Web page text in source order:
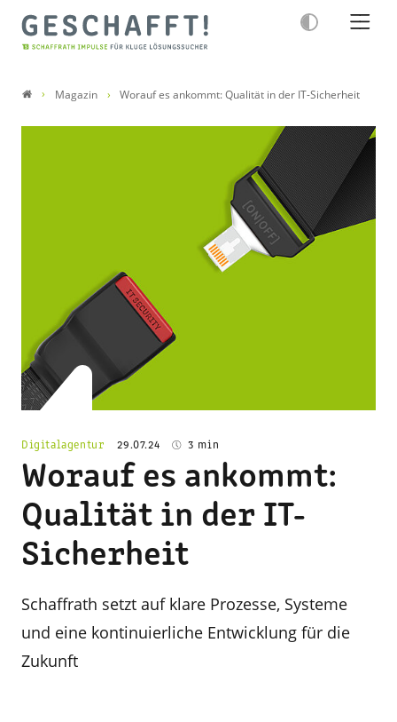
Magazin Worauf es ankommt: Qualität in der IT-Sicherheit
Digitalagentur 29.07.24 3 min
Worauf es ankommt:
Qualität in der IT-
Sicherheit
Schaffrath setzt auf klare Prozesse, Systeme
und eine kontinuierliche Entwicklung für die
Zukunft